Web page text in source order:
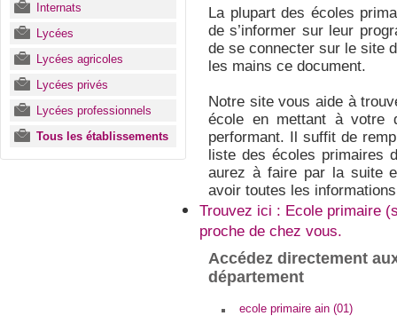
Internats
Lycées
Lycées agricoles
Lycées privés
Lycées professionnels
Tous les établissements
La plupart des écoles
de s’informer sur leur
de se connecter sur le site
les mains ce document.
Notre site vous aide à
école en mettant à votre
performant. Il suffit de
liste des écoles primaires
aurez à faire par la suite
avoir toutes les
Trouvez ici : Ecole primaire
proche de chez vous.
Accédez directement
département
ecole primaire ain (01)